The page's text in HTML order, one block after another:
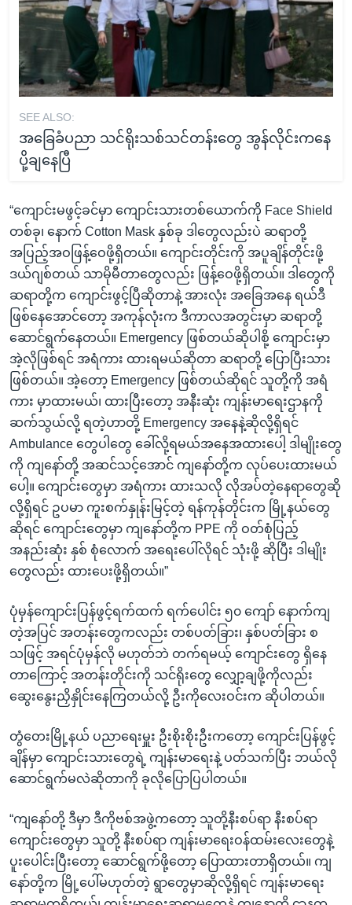
SEE ALSO:
အခြေခံပညာ သင်ရိုးသစ်သင်တန်းတွေ အွန်လိုင်းကနေ
ပို့ချနေပြီ
“ကျောင်းမဖွင့်ခင်မှာ ကျောင်းသားတစ်ယောက်ကို Face Shield
တစ်ခု၊ နောက် Cotton Mask နှစ်ခု ဒါတွေလည်းပဲ ဆရာတို့
အပြည့်အဝဖြန့်ဝေဖို့ရှိတယ်။ ကျောင်းတိုင်းကို အပူချိန်တိုင်းဖို့
ဒယ်ဂျစ်တယ် သာမိုမီတာတွေလည်း ဖြန့်ဝေဖို့ရှိတယ်။ ဒါတွေကို
ဆရာတို့က ကျောင်းဖွင့်ပြီဆိုတာနဲ့ အားလုံး အခြေအနေ ရယ်ဒီ
ဖြစ်နေအောင်တော့ အကုန်လုံးက ဒီကာလအတွင်းမှာ ဆရာတို့
ဆောင်ရွက်နေတယ်။ Emergency ဖြစ်တယ်ဆိုပါစို့ ကျောင်းမှာ
အဲ့လိုဖြစ်ရင် အရံကား ထားရမယ်ဆိုတာ ဆရာတို့ ပြောပြီးသား
ဖြစ်တယ်။ အဲ့တော့ Emergency ဖြစ်တယ်ဆိုရင် သူတို့ကို အရံ
ကား မှာထားမယ်၊ ထားပြီးတော့ အနီးဆုံး ကျန်းမာရေးဌာနကို
ဆက်သွယ်လို့ ရတဲ့ဟာတို့ Emergency အနေနဲ့ဆိုလို့ရှိရင်
Ambulance တွေပါတွေ ခေါ်လို့ရမယ်အနေအထားပေါ့ ဒါမျိုးတွေ
ကို ကျနော်တို့ အဆင်သင့်အောင် ကျနော်တို့က လုပ်ပေးထားမယ်
ပေါ့။ ကျောင်းတွေမှာ အရံကား ထားသလို လိုအပ်တဲ့နေရာတွေဆို
လို့ရှိရင် ဥပမာ ကူးစက်နှုန်းမြင့်တဲ့ ရန်ကုန်တိုင်းက မြို့နယ်တွေ
ဆိုရင် ကျောင်းတွေမှာ ကျနော်တို့က PPE ကို ဝတ်စုံပြည့်
အနည်းဆုံး နှစ် စုံလောက် အရေးပေါ်လိုရင် သုံးဖို့ ဆိုပြီး ဒါမျိုး
တွေလည်း ထားပေးဖို့ရှိတယ်။”
ပုံမှန်ကျောင်းပြန်ဖွင့်ရက်ထက် ရက်ပေါင်း ၅၀ ကျော် နောက်ကျ
တဲ့အပြင် အတန်းတွေကလည်း တစ်ပတ်ခြား၊ နှစ်ပတ်ခြား စ
သဖြင့် အရင်ပုံမှန်လို မဟုတ်ဘဲ တက်ရမယ့် ကျောင်းတွေ ရှိနေ
တာကြောင့် အတန်းတိုင်းကို သင်ရိုးတွေ လျှော့ချဖို့ကိုလည်း
ဆွေးနွေးညှိနှိုင်းနေကြတယ်လို့ ဦးကိုလေးဝင်းက ဆိုပါတယ်။
တွံတေးမြို့နယ် ပညာရေးမှူး ဦးစိုးစိုးဦးကတော့ ကျောင်းပြန်ဖွင့်
ချိန်မှာ ကျောင်းသားတွေရဲ့ ကျန်းမာရေးနဲ့ ပတ်သက်ပြီး ဘယ်လို
ဆောင်ရွက်မလဲဆိုတာကို ခုလိုပြောပြပါတယ်။
“ကျနော်တို့ ဒီမှာ ဒီကိုဗစ်အဖွဲ့ကတော့ သူတို့နီးစပ်ရာ နီးစပ်ရာ
ကျောင်းတွေမှာ သူတို့ နီးစပ်ရာ ကျန်းမာရေးဝန်ထမ်းလေးတွေနဲ့
ပူးပေါင်းပြီးတော့ ဆောင်ရွက်ဖို့တော့ ပြောထားတာရှိတယ်။ ကျ
နော်တို့က မြို့ပေါ်မဟုတ်တဲ့ ရွာတွေမှာဆိုလို့ရှိရင် ကျန်းမာရေး